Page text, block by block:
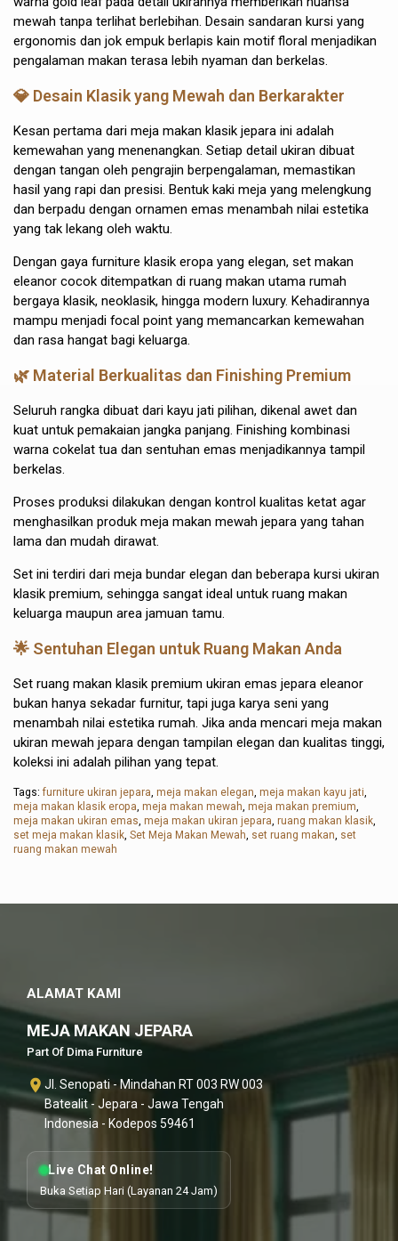
mewah tanpa terlihat berlebihan. Desain sandaran kursi yang
ergonomis dan jok empuk berlapis kain motif floral menjadikan
pengalaman makan terasa lebih nyaman dan berkelas.
💎 Desain Klasik yang Mewah dan Berkarakter
Kesan pertama dari meja makan klasik jepara ini adalah
kemewahan yang menenangkan. Setiap detail ukiran dibuat
dengan tangan oleh pengrajin berpengalaman, memastikan
hasil yang rapi dan presisi. Bentuk kaki meja yang melengkung
dan berpadu dengan ornamen emas menambah nilai estetika
yang tak lekang oleh waktu.
Dengan gaya furniture klasik eropa yang elegan, set makan
eleanor cocok ditempatkan di ruang makan utama rumah
bergaya klasik, neoklasik, hingga modern luxury. Kehadirannya
mampu menjadi focal point yang memancarkan kemewahan
dan rasa hangat bagi keluarga.
🌿 Material Berkualitas dan Finishing Premium
Seluruh rangka dibuat dari kayu jati pilihan, dikenal awet dan
kuat untuk pemakaian jangka panjang. Finishing kombinasi
warna cokelat tua dan sentuhan emas menjadikannya tampil
berkelas.
Proses produksi dilakukan dengan kontrol kualitas ketat agar
menghasilkan produk meja makan mewah jepara yang tahan
lama dan mudah dirawat.
Set ini terdiri dari meja bundar elegan dan beberapa kursi ukiran
klasik premium, sehingga sangat ideal untuk ruang makan
keluarga maupun area jamuan tamu.
🌟 Sentuhan Elegan untuk Ruang Makan Anda
Set ruang makan klasik premium ukiran emas jepara eleanor
bukan hanya sekadar furnitur, tapi juga karya seni yang
menambah nilai estetika rumah. Jika anda mencari meja makan
ukiran mewah jepara dengan tampilan elegan dan kualitas tinggi,
koleksi ini adalah pilihan yang tepat.
Tags:furniture ukiran jepara, meja makan elegan, meja makan kayu jati,
meja makan klasik eropa, meja makan mewah, meja makan premium,
meja makan ukiran emas, meja makan ukiran jepara, ruang makan klasik,
set meja makan klasik, Set Meja Makan Mewah, set ruang makan, set
ruang makan mewah
ALAMAT KAMI
MEJA MAKAN JEPARA
Part Of Dima Furniture
Jl. Senopati - Mindahan RT 003 RW 003
Batealit - Jepara - Jawa Tengah
Indonesia - Kodepos 59461
Live Chat Online!
Buka Setiap Hari (Layanan 24 Jam)